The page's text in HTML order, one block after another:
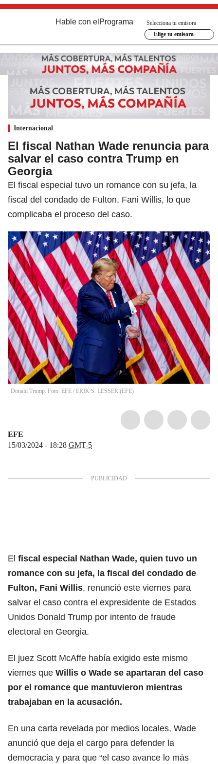
Hable con el Programa
Selecciona tu emisora
Elige tu emisora
Internacional
El fiscal Nathan Wade renuncia para
salvar el caso contra Trump en
Georgia
El fiscal especial tuvo un romance con su jefa, la
fiscal del condado de Fulton, Fani Willis, lo que
complicaba el proceso del caso.
Donald Trump. Foto: EFE / ERIK S. LESSER (EFE)
EFE
15/03/2024 - 18:28 GMT-5
El fiscal especial Nathan Wade, quien tuvo un
romance con su jefa, la fiscal del condado de
Fulton, Fani Willis, renunció este viernes para
salvar el caso contra el expresidente de Estados
Unidos Donald Trump por intento de fraude
electoral en Georgia.
El juez Scott McAffe había exigido este mismo
viernes que Willis o Wade se apartaran del caso
por el romance que mantuvieron mientras
trabajaban en la acusación.
En una carta revelada por medios locales, Wade
anunció que deja el cargo para defender la
democracia y para que “el caso avance lo más